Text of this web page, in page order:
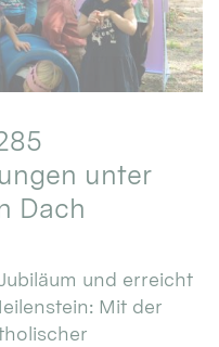
unter
Dach
und erreicht
Mit der